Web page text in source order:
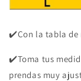
✔️Con la tabla de
✔️Toma tus
prendas muy